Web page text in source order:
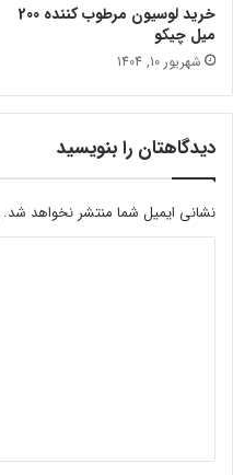
خرید لوسیون مرطوب کننده 200
میل چیکو
شهریور 10, 1404
دیدگاهتان را بنویسید
نشانی ایمیل شما منتشر نخواهد شد.